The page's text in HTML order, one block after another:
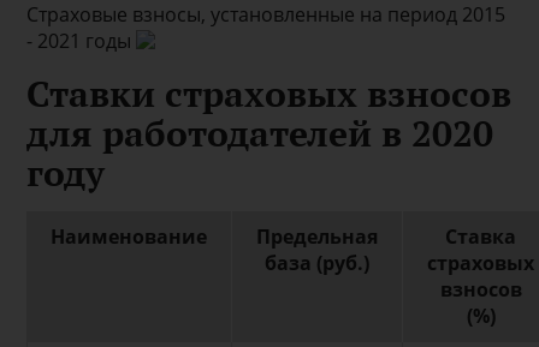
Страховые взносы, установленные на период 2015
- 2021 годы
Ставки страховых взносов
для работодателей в 2020
году
Наименование
Предельная
база (руб.)
Ставка
страховых
взносов
(%)